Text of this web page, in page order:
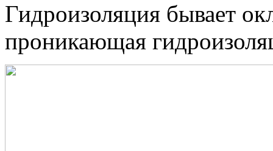
Гидроизоляция бывает
проникающая